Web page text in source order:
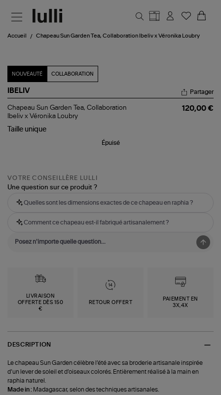
Accueil Chapeau Sun Garden Tea, Collaboration Ibeliv x Véronika Loubry
NOUVEAUTÉ COLLABORATION
IBELIV
Chapeau
Sun
Tea,
Partager
Chapeau Sun Garden Tea, Collaboration
Ibeliv x Véronika Loubry
120,00 €
Taille unique
Épuisé
VOTRE CONSEILLÈRE LULLI
Une question sur ce produit ?
Quelles sont les dimensions exactes de ce chapeau en raphia ?
Comment ce chapeau est-il fabriqué artisanalement ?
LIVRAISON
OFFERTE DÈS 150
€
RETOUR OFFERT
PAIEMENT EN
3X,4X
DESCRIPTION
Le chapeau Sun Garden célèbre l’été avec sa broderie artisanale inspirée
d’un lever de soleil et d’oiseaux colorés. Entièrement réalisé à la main en
raphia naturel.
Made in : Madagascar, selon des techniques artisanales.